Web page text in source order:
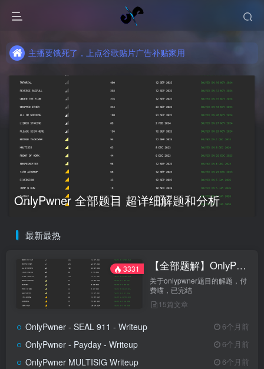
主播要饿死了，上点谷歌贴片广告补贴家用
主播要饿死了，上点谷歌贴片广告补贴家用
OnlyPwner 全部题目 超详细解题和分析
最新最热
3331 【全部题解】OnlyPwner
关于onlypwner题目的解题，付
费喵，已完结
15篇文章
OnlyPwner - SEAL 911 - Writeup 6个月前
OnlyPwner - Payday - Writeup 6个月前
OnlyPwner MULTISIG Writeup 6个月前